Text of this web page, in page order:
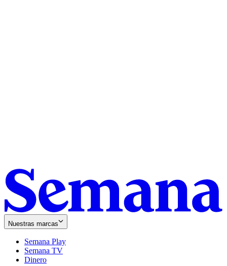
Nuestras marcas
Semana Play
Semana TV
Dinero